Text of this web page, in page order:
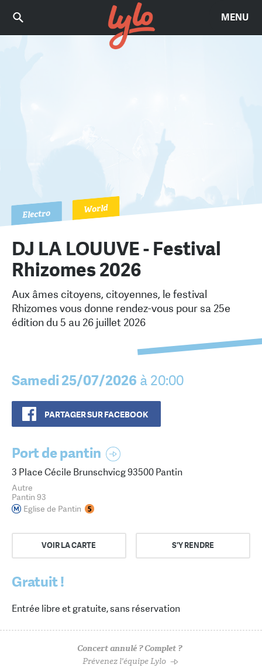
MENU
Electro World
DJ LA LOUUVE - Festival
Rhizomes 2026
Aux âmes citoyens, citoyennes, le festival
Rhizomes vous donne rendez-vous pour sa 25e
édition du 5 au 26 juillet 2026
Samedi 25/07/2026 à 20:00
PARTAGER SUR FACEBOOK
Port de pantin
3 Place Cécile Brunschvicg 93500 Pantin
Autre
Pantin 93
Eglise de Pantin
VOIR LA CARTE S'Y RENDRE
Gratuit !
Entrée libre et gratuite, sans réservation
Concert annulé ? Complet ?
Prévenez l'équipe Lylo